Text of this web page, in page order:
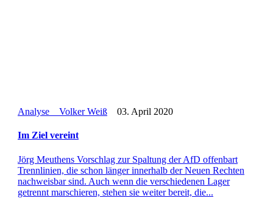
Analyse Volker Weiß 03. April 2020
Im Ziel vereint
Jörg Meu­thens Vor­schlag zur Spal­tung der AfD offen­bart
Trenn­li­nien, die schon länger inner­halb der Neuen Rechten
nach­weis­bar sind. Auch wenn die ver­schie­de­nen Lager
getrennt mar­schie­ren, stehen sie weiter bereit, die...